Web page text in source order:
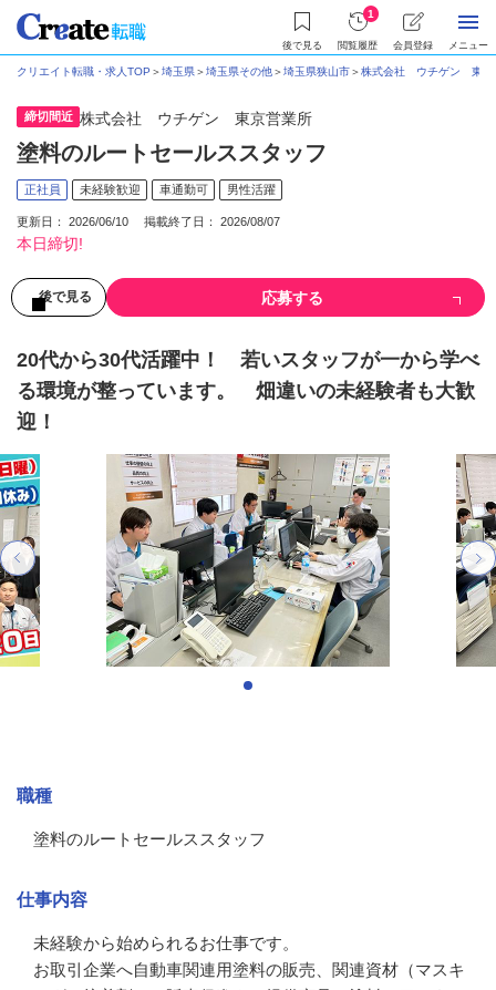
後で見る
1
閲覧履歴 会員登録 メニュー
クリエイト転職・求人TOP ＞埼玉県＞埼玉県その他＞埼玉県狭山市＞株式会社 ウチゲン 東京
締切間近 株式会社 ウチゲン 東京営業所
塗料のルートセールススタッフ
正社員 未経験歓迎 車通勤可 男性活躍
更新日： 2026/06/10 掲載終了日： 2026/08/07
本日締切!
後で見る 応募する
20代から30代活躍中！ 若いスタッフが一から学べ
る環境が整っています。 畑違いの未経験者も大歓
迎！
職種
塗料のルートセールススタッフ
仕事内容
未経験から始められるお仕事です。
お取引企業へ自動車関連用塗料の販売、関連資材（マスキ